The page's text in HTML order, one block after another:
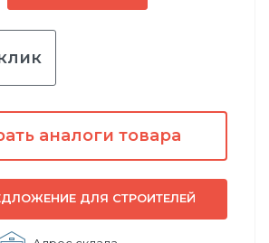
аналоги товара
ДЛЯ СТРОИТЕЛЕЙ